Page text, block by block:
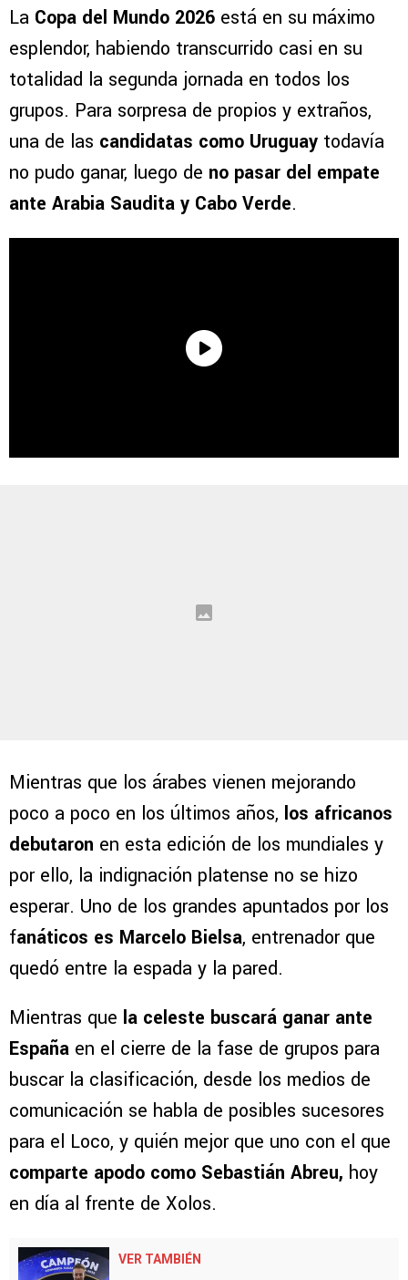
La Copa del Mundo 2026 está en su máximo
esplendor, habiendo transcurrido casi en su
totalidad la segunda jornada en todos los
grupos. Para sorpresa de propios y extraños,
una de las candidatas como Uruguay todavía
no pudo ganar, luego de no pasar del empate
ante Arabia Saudita y Cabo Verde.
Mientras que los árabes vienen mejorando
poco a poco en los últimos años, los africanos
debutaron en esta edición de los mundiales y
por ello, la indignación platense no se hizo
esperar. Uno de los grandes apuntados por los
fanáticos es Marcelo Bielsa, entrenador que
quedó entre la espada y la pared.
Mientras que la celeste buscará ganar ante
España en el cierre de la fase de grupos para
buscar la clasificación, desde los medios de
comunicación se habla de posibles sucesores
para el Loco, y quién mejor que uno con el que
comparte apodo como Sebastián Abreu, hoy
en día al frente de Xolos.
VER TAMBIÉN